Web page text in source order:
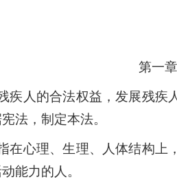
第一
疾人的合法权益，发展残疾
法，制定本法。
在心理、生理、人体结构上
能力的人。